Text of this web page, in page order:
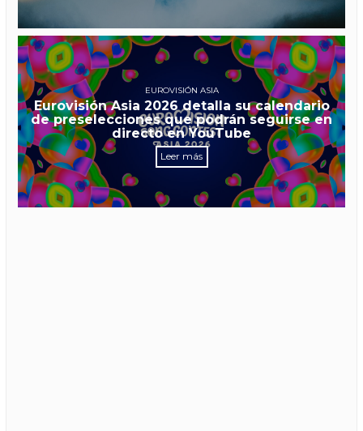
EUROVISIÓN ASIA
Eurovisión Asia 2026 detalla su calendario
de preselecciones que podrán seguirse en
directo en YouTube
Leer más